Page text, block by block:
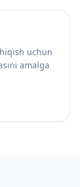
uchun
amalga